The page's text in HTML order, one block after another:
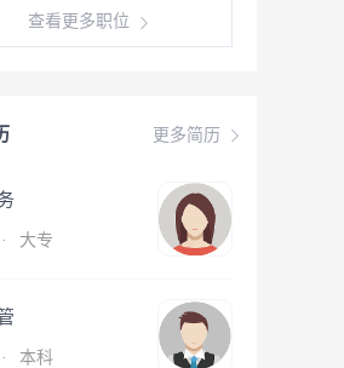
查看更多职位
更多简历
· 大专
· 本科